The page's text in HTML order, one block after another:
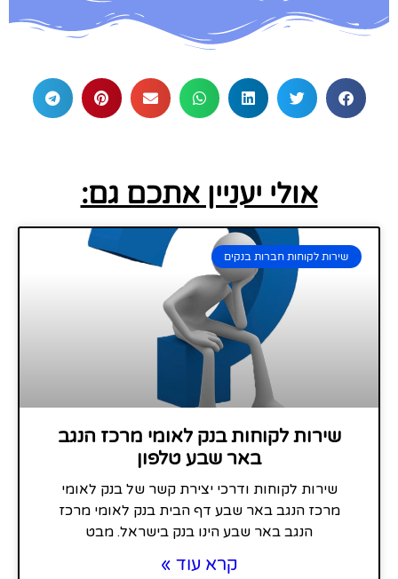
אולי יעניין אתכם גם:
שירות לקוחות חברות בנקים
שירות לקוחות בנק לאומי מרכז הנגב
באר שבע טלפון
שירות לקוחות ודרכי יצירת קשר של בנק לאומי
מרכז הנגב באר שבע דף הבית בנק לאומי מרכז
הנגב באר שבע הינו בנק בישראל. מבט
קרא עוד »